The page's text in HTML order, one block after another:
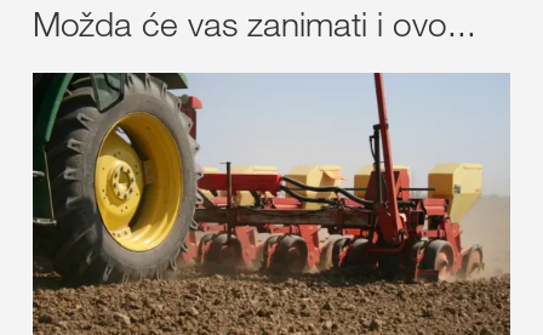
Možda će vas zanimati i ovo...